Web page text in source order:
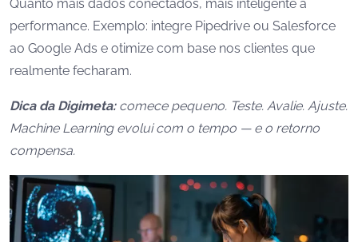
Quanto mais dados conectados, mais inteligente a
performance. Exemplo: integre Pipedrive ou Salesforce
ao Google Ads e otimize com base nos clientes que
realmente fecharam.
Dica da Digimeta:comece pequeno. Teste. Avalie. Ajuste.
Machine Learning evolui com o tempo — e o retorno
compensa.